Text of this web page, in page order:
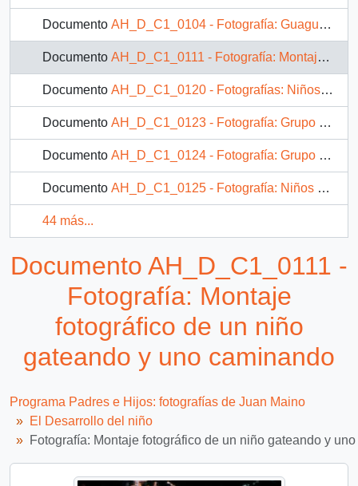
Documento AH_D_C1_0104 - Fotografía: Guagua gateando
Documento AH_D_C1_0111 - Fotografía: Montaje fotográfico de un niño gateando y uno caminando
Documento AH_D_C1_0120 - Fotografías: Niños visitando un colegio
Documento AH_D_C1_0123 - Fotografía: Grupo de niños junto a un caballo de arado
Documento AH_D_C1_0124 - Fotografía: Grupo de niños alrededor de un caballo de arado
Documento AH_D_C1_0125 - Fotografía: Niños en el interior de una sala de clases
44 más...
Documento AH_D_C1_0111 -
Fotografía: Montaje
fotográfico de un niño
gateando y uno caminando
Programa Padres e Hijos: fotografías de Juan Maino
El Desarrollo del niño
Fotografía: Montaje fotográfico de un niño gateando y